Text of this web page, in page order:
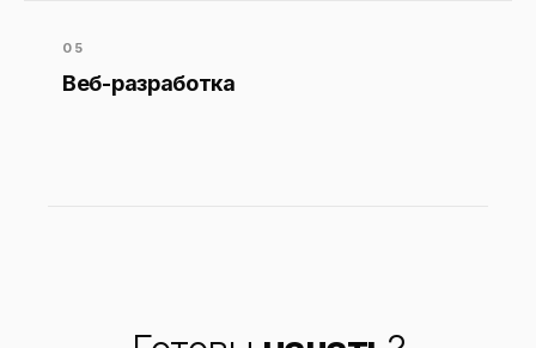
05
Веб-разработка